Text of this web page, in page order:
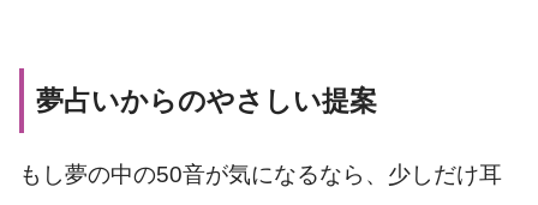
夢占いからのやさしい提案
もし夢の中の50音が気になるなら、少しだけ耳